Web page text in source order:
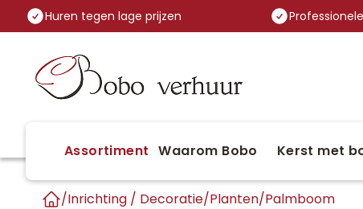
Huren tegen lage prijzen
Assortiment Waarom Bobo Kerst met
/Inrichting / Decoratie/Planten/Palmboom